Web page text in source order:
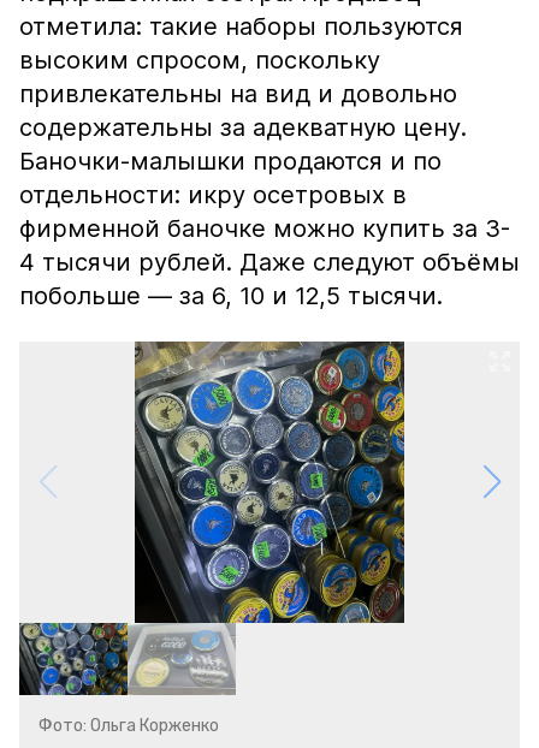
отметила: такие наборы пользуются
высоким спросом, поскольку
привлекательны на вид и довольно
содержательны за адекватную цену.
Баночки-малышки продаются и по
отдельности: икру осетровых в
фирменной баночке можно купить за 3-
4 тысячи рублей. Даже следуют объёмы
побольше — за 6, 10 и 12,5 тысячи.
Фото: Ольга Корженко